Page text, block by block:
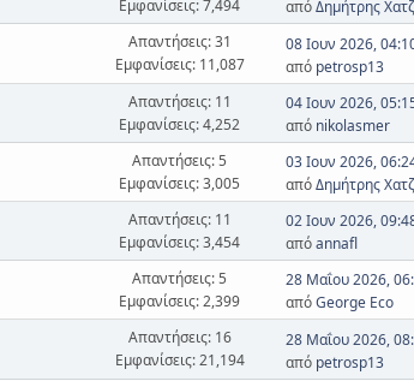
Εμφανίσεις: 7,494
απόΔημήτρης
Απαντήσεις: 31
Εμφανίσεις: 11,087
08 Ιουν 2026,
από petrosp13
Απαντήσεις: 11
Εμφανίσεις: 4,252
04 Ιουν 2026,
από nikolasmer
Απαντήσεις: 5
Εμφανίσεις: 3,005
03 Ιουν 2026,
απόΔημήτρης
Απαντήσεις: 11
Εμφανίσεις: 3,454
02 Ιουν 2026,
απόannafl
Απαντήσεις: 5
Εμφανίσεις: 2,399
28 Μαΐου 2026,
απόGeorge Eco
Απαντήσεις: 16
Εμφανίσεις: 21,194
28 Μαΐου 2026,
από petrosp13